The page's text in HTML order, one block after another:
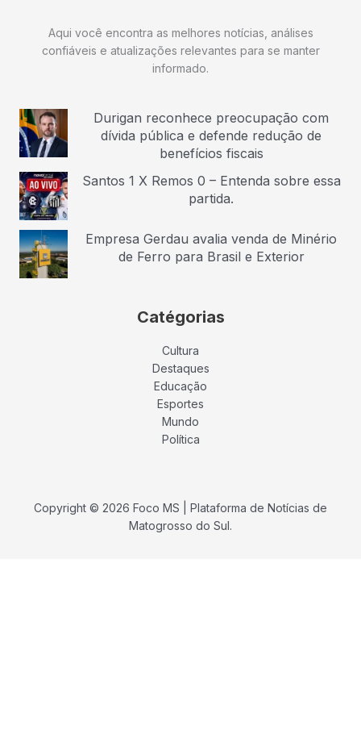
Aqui você encontra as melhores notícias, análises
confiáveis e atualizações relevantes para se manter
informado.
Durigan reconhece preocupação com
dívida pública e defende redução de
benefícios fiscais
Santos 1 X Remos 0 – Entenda sobre essa
partida.
Empresa Gerdau avalia venda de Minério
de Ferro para Brasil e Exterior
Catégorias
Cultura
Destaques
Educação
Esportes
Mundo
Política
Copyright © 2026 Foco MS | Plataforma de Notícias de
Matogrosso do Sul.